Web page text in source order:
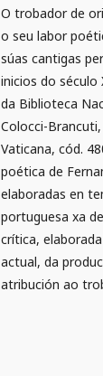
O trobador de
o seu labor
súas cantigas
inicios do século
da Biblioteca
Colocci-
Vaticana, cód.
poética de
elaboradas en
portuguesa xa
crítica,
actual, da
atribución ao